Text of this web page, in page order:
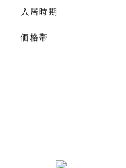
入居時期
価格帯